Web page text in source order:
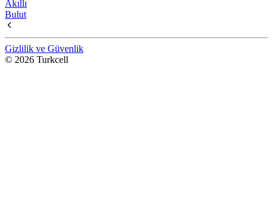
Akıllı
Bulut
Gizlilik ve Güvenlik
© 2026 Turkcell